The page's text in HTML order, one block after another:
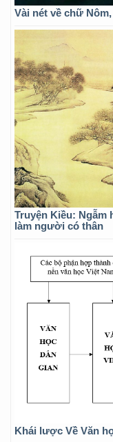
Vài nét về chữ
Truyện Kiều: Ngẫm
làm người có thân
Khái lược Về Văn